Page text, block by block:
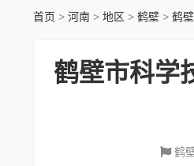
首页 > 河南 > 地区 > 鹤壁 > 鹤
鹤壁市科学
鹤